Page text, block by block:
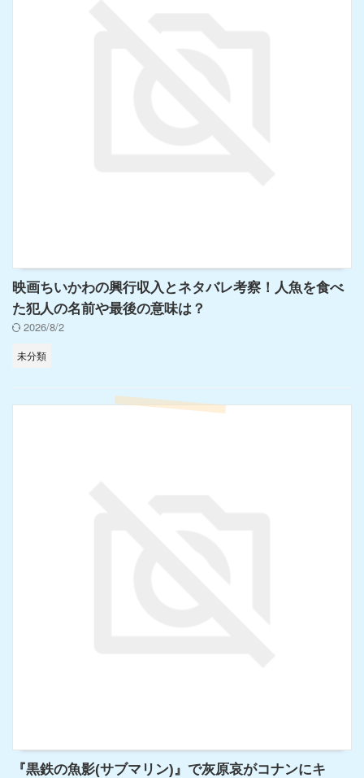
映画ちいかわの興行収入とネタバレ考察！人魚を食べ
た犯人の名前や最後の意味は？
2026/8/2
未分類
『黒鉄の魚影(サブマリン)』で灰原哀がコナンにキ